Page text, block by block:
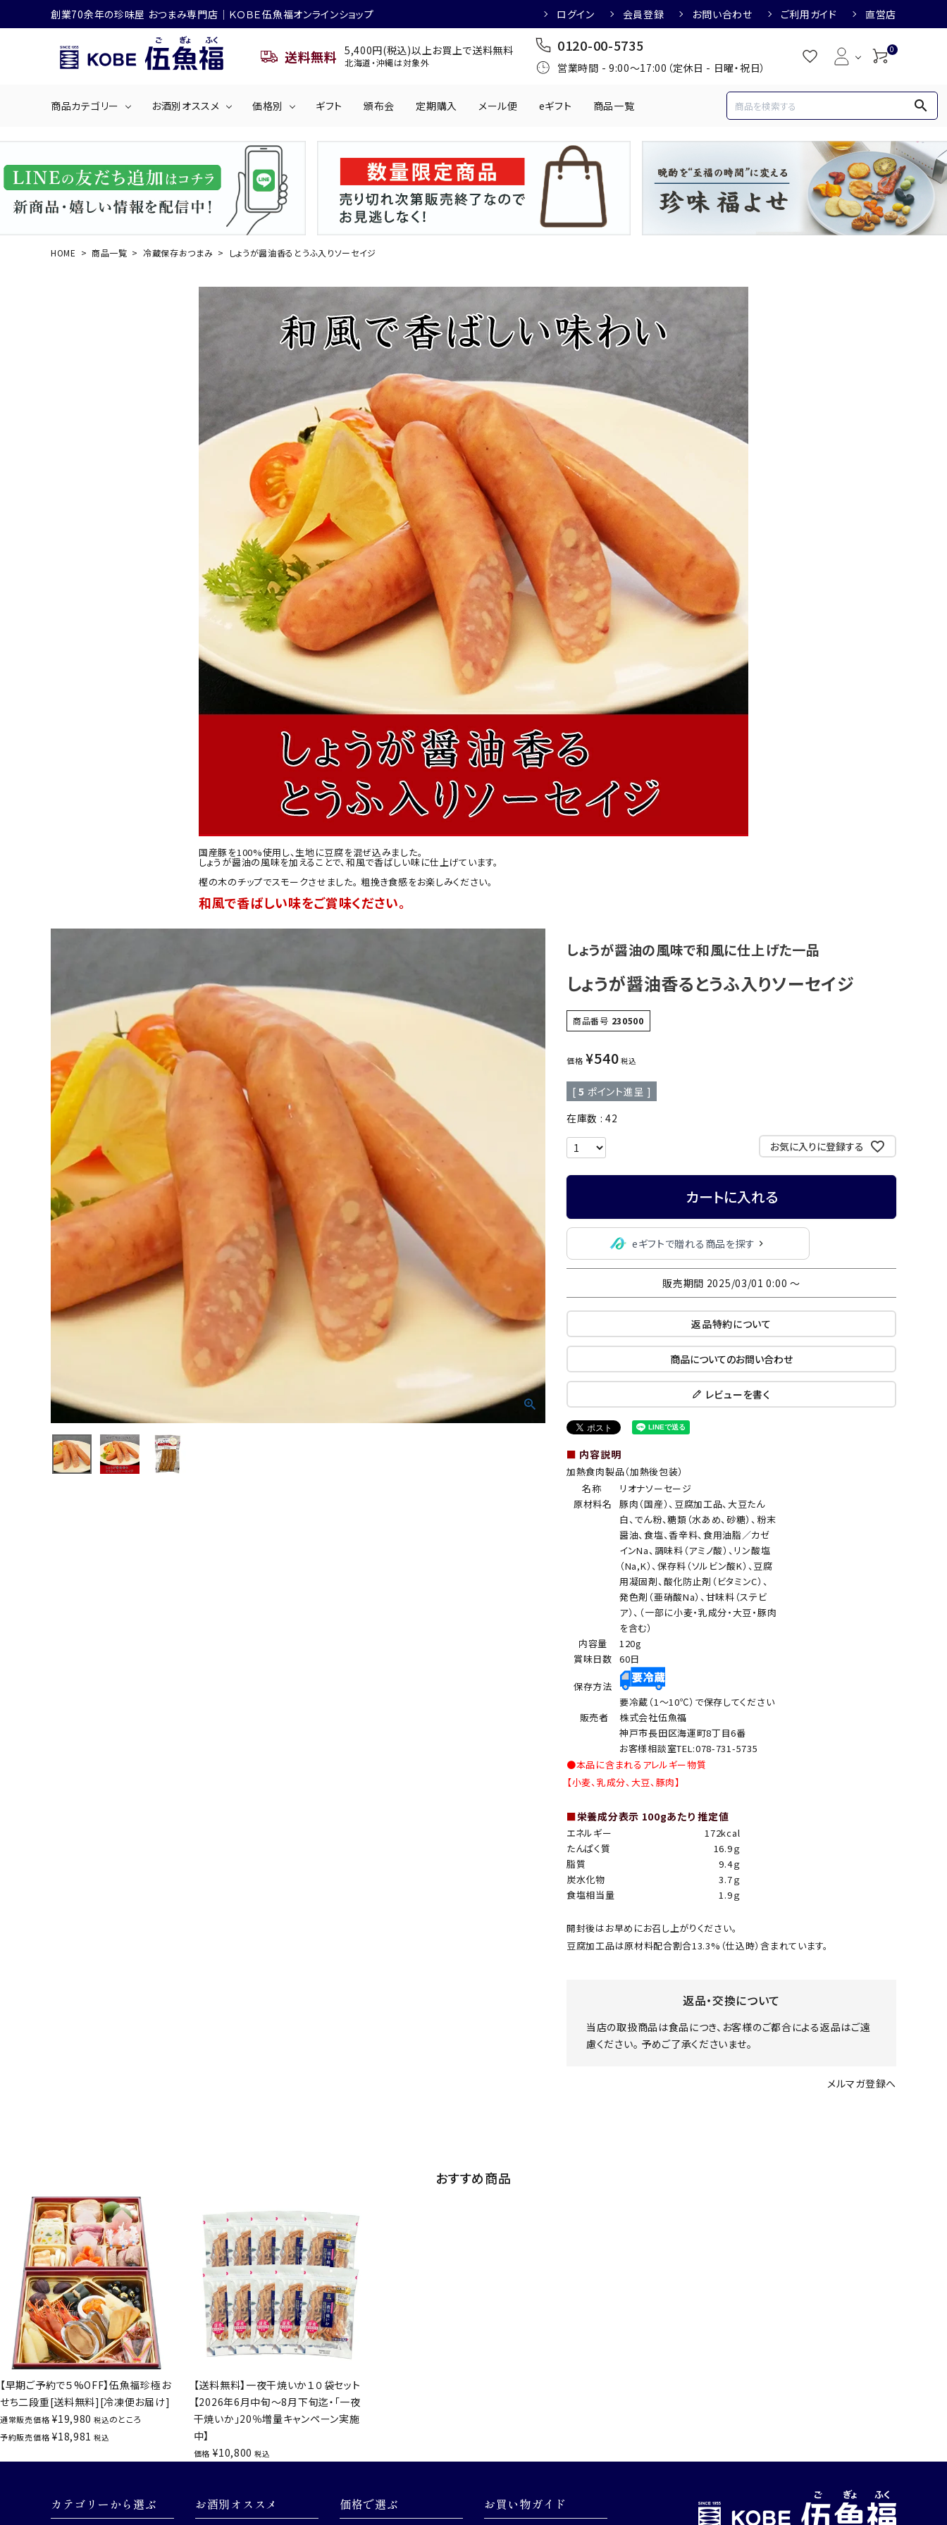
創業70余年の珍味屋 おつまみ専門店│ＫＯＢＥ伍魚福オンラインショップ ログイン 会員登録 お問い合わせ ご利用ガイド 直営店
送料無料 5,400円(税込)以上お買上で送料無料
北海道・沖縄は対象外
0120-00-5735
営業時間 - 9:00～17:00（定休日 - 日曜・祝日）
0
商品カテゴリー
くぎ煮 海産物 乳製品 かわきもの
佃煮・ごはんのおとも 丸う
お酒別オススメ
日本酒におすすめ 焼酎におすすめ
価格別
501円～1,000円 1,001円～2,000円 2,001円～3,000円 3,001円～4,000円
4,001円～5,000円 5,001円～
ギフト 頒布会 定期購入 メール便 eギフト 商品一覧 search
ACCOUNT MENU
ログイン 会員登録
HOME 商品一覧 冷蔵保存おつまみ しょうが醤油香るとうふ入りソーセイジ
国産豚を100%使用し、生地に豆腐を混ぜ込みました。
しょうが醤油の風味を加えることで、和風で香ばしい味に仕上げています。
樫の木のチップでスモークさせました。 粗挽き食感をお楽しみください。
和風で香ばしい味をご賞味ください。
しょうが醤油の風味で和風に仕上げた一品
しょうが醤油香るとうふ入りソーセイジ
商品番号 230500
価格 ¥540 税込
[ 5 ポイント進呈 ]
在庫数
42
お気に入りに登録する
カートに入れる
eギフトで贈れる商品を探す
販売期間 2025/03/01 0:00 〜
返品特約について
商品についてのお問い合わせ
レビューを書く
■ 内容説明
加熱食肉製品（加熱後包装）
名称
リオナソーセージ
原材料名
豚肉（国産）、豆腐加工品、大豆たん
白、でん粉、糖類（水あめ、砂糖）、粉末
醤油、食塩、香辛料、食用油脂／カゼ
インNa、調味料（アミノ酸）、リン酸塩
（Na,K）、保存料（ソルビン酸K）、豆腐
用凝固剤、酸化防止剤（ビタミンC）、
発色剤（亜硝酸Na）、甘味料（ステビ
ア）、（一部に小麦・乳成分・大豆・豚肉
を含む）
内容量
120g
賞味日数 60日
保存方法
要冷蔵（1～10℃）で保存してください
販売者
株式会社伍魚福
神戸市長田区海運町8丁目6番
お客様相談室TEL:078-731-5735
●本品に含まれるアレルギー物質
【小麦、乳成分、大豆、豚肉】
■栄養成分表示 100gあたり 推定値
エネルギー
172kcal
たんぱく質
16.9ｇ
脂質
9.4ｇ
炭水化物
3.7ｇ
食塩相当量
1.9ｇ
開封後はお早めにお召し上がりください。
豆腐加工品は原材料配合割合13.3%（仕込時）含まれています。
返品・交換について
当店の取扱商品は食品につき、お客様のご都合による返品はご遠
慮ください。 予めご了承くださいませ。
メルマガ登録へ
おすすめ商品
【早期ご予約で５%OFF】伍魚福珍極お
せち二段重[送料無料][冷凍便お届け]
通常販売価格 ¥19,980 税込のところ
予約販売価格 ¥18,981 税込
【送料無料】一夜干焼いか１０袋セット
【2026年6月中旬～8月下旬迄・「一夜
干焼いか」20％増量キャンペーン実施
中】
価格 ¥10,800 税込
カテゴリーから選ぶ お酒別オススメ 価格で選ぶ お買い物ガイド